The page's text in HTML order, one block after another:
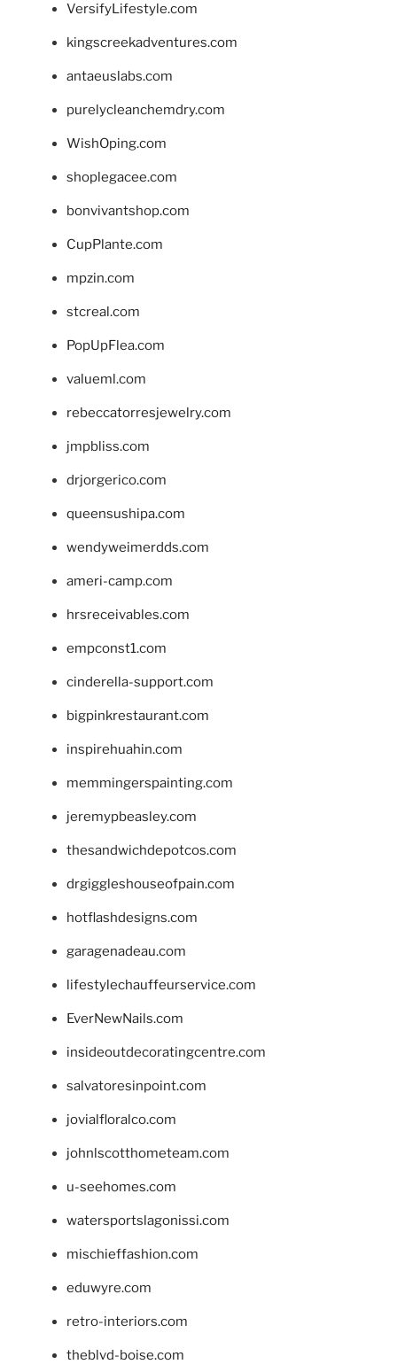
VersifyLifestyle.com
kingscreekadventures.com
antaeuslabs.com
purelycleanchemdry.com
WishOping.com
shoplegacee.com
bonvivantshop.com
CupPlante.com
mpzin.com
stcreal.com
PopUpFlea.com
valueml.com
rebeccatorresjewelry.com
jmpbliss.com
drjorgerico.com
queensushipa.com
wendyweimerdds.com
ameri-camp.com
hrsreceivables.com
empconst1.com
cinderella-support.com
bigpinkrestaurant.com
inspirehuahin.com
memmingerspainting.com
jeremypbeasley.com
thesandwichdepotcos.com
drgiggleshouseofpain.com
hotflashdesigns.com
garagenadeau.com
lifestylechauffeurservice.com
EverNewNails.com
insideoutdecoratingcentre.com
salvatoresinpoint.com
jovialfloralco.com
johnlscotthometeam.com
u-seehomes.com
watersportslagonissi.com
mischieffashion.com
eduwyre.com
retro-interiors.com
theblvd-boise.com